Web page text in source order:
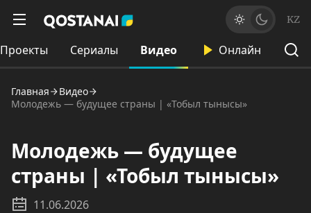
KZ
Проекты Сериалы Видео Онлайн
Главная
Видео
Молодежь — будущее страны | «Тобыл тынысы»
Молодежь — будущее
страны | «Тобыл тынысы»
11.06.2026